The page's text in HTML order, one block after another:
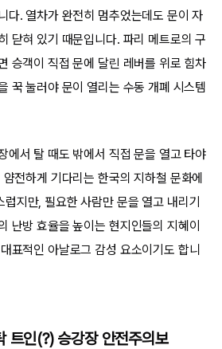
다. 열차가 완전히 멈추었는데도 문이 자
닫혀 있기 때문입니다. 파리 메트로의 구
승객이 직접 문에 달린 레버를 위로 힘차
꾹 눌러야 문이 열리는 수동 개폐 시스템
에서 탈 때도 밖에서 직접 문을 열고 타야
전하게 기다리는 한국의 지하철 문화에
럽지만, 필요한 사람만 문을 열고 내리기
난방 효율을 높이는 현지인들의 지혜이
표적인 아날로그 감성 요소이기도 합니
트인(?) 승강장 안전주의보